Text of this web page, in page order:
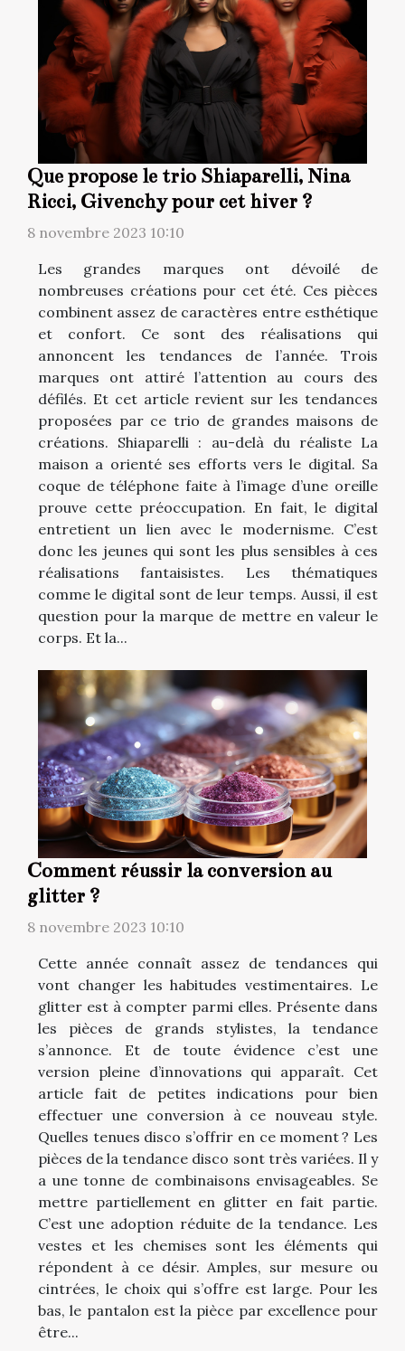
Que propose le trio Shiaparelli, Nina
Ricci, Givenchy pour cet hiver ?
8 novembre 2023 10:10
Les grandes marques ont dévoilé de
nombreuses créations pour cet été. Ces pièces
combinent assez de caractères entre esthétique
et confort. Ce sont des réalisations qui
annoncent les tendances de l’année. Trois
marques ont attiré l’attention au cours des
défilés. Et cet article revient sur les tendances
proposées par ce trio de grandes maisons de
créations. Shiaparelli : au-delà du réaliste La
maison a orienté ses efforts vers le digital. Sa
coque de téléphone faite à l’image d’une oreille
prouve cette préoccupation. En fait, le digital
entretient un lien avec le modernisme. C’est
donc les jeunes qui sont les plus sensibles à ces
réalisations fantaisistes. Les thématiques
comme le digital sont de leur temps. Aussi, il est
question pour la marque de mettre en valeur le
corps. Et la...
Comment réussir la conversion au
glitter ?
8 novembre 2023 10:10
Cette année connaît assez de tendances qui
vont changer les habitudes vestimentaires. Le
glitter est à compter parmi elles. Présente dans
les pièces de grands stylistes, la tendance
s’annonce. Et de toute évidence c’est une
version pleine d’innovations qui apparaît. Cet
article fait de petites indications pour bien
effectuer une conversion à ce nouveau style.
Quelles tenues disco s’offrir en ce moment ? Les
pièces de la tendance disco sont très variées. Il y
a une tonne de combinaisons envisageables. Se
mettre partiellement en glitter en fait partie.
C’est une adoption réduite de la tendance. Les
vestes et les chemises sont les éléments qui
répondent à ce désir. Amples, sur mesure ou
cintrées, le choix qui s’offre est large. Pour les
bas, le pantalon est la pièce par excellence pour
être...